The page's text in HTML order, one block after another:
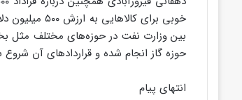
بین وزارت نفت در حوزه‌های مختلف مثل
حوزه گاز انجام شده و قراردادهای آن شروع
انتهای پیام